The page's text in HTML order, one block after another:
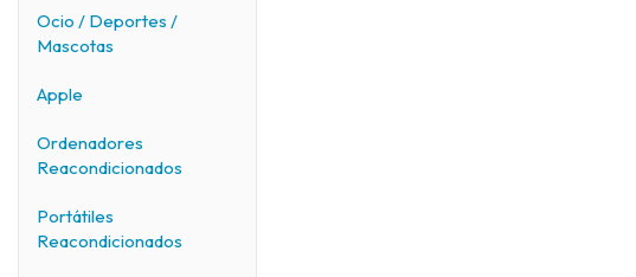
Ocio / Deportes /
Mascotas
Apple
Ordenadores
Reacondicionados
Portátiles
Reacondicionados